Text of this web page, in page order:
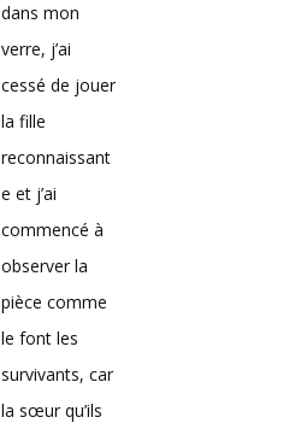
dans mon
verre, j’ai
cessé de jouer
la fille
reconnaissant
e et j’ai
commencé à
observer la
pièce comme
le font les
survivants, car
la sœur qu’ils